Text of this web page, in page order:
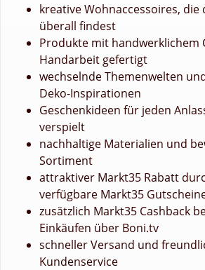
kreative Wohnaccessoires, die
überall findest
Produkte mit handwerklichem
Handarbeit gefertigt
wechselnde Themenwelten
Deko-Inspirationen
Geschenkideen für jeden
verspielt
nachhaltige Materialien und
Sortiment
attraktiver Markt35 Rabatt
verfügbare Markt35
zusätzlich Markt35 Cashback
Einkäufen über Boni.tv
schneller Versand und
Kundenservice